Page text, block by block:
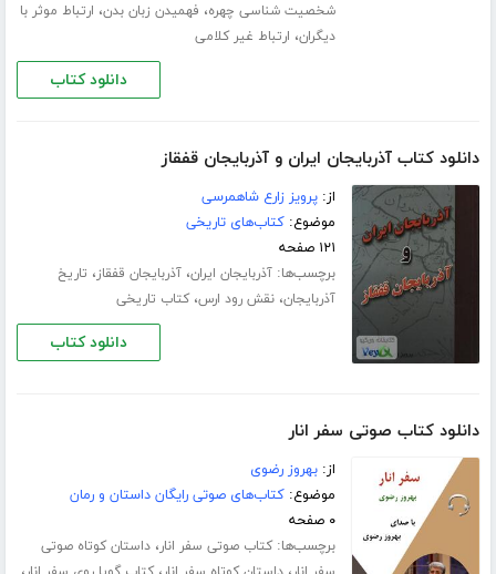
شخصیت شناسی چهره، فهمیدن زبان بدن، ارتباط موثر با
دیگران، ارتباط غیر کلامی
دانلود کتاب
دانلود کتاب آذربایجان ایران و آذربایجان قفقاز
از:پرویز زارع شاهمرسی
موضوع:کتاب‌های تاریخی
۱۲۱ صفحه
برچسب‌ها:آذربایجان ایران،آذربایجان قفقاز، تاریخ
آذربایجان،نقش رود ارس،کتاب تاریخی
دانلود کتاب
دانلود کتاب صوتی سفر انار
از:بهروز رضوی
موضوع:کتاب‌های صوتی رایگان داستان و رمان
۰ صفحه
برچسب‌ها:کتاب صوتی سفر انار،داستان کوتاه صوتی